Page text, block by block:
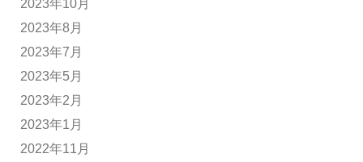
2023年10月
2023年8月
2023年7月
2023年5月
2023年2月
2023年1月
2022年11月